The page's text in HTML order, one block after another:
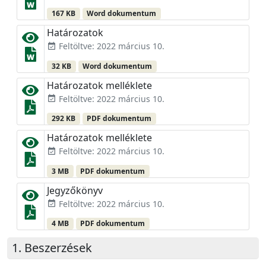
167 KB Word dokumentum
Határozatok
event_available Feltöltve: 2022 március 10.
32 KB Word dokumentum
Határozatok melléklete
event_available Feltöltve: 2022 március 10.
292 KB PDF dokumentum
Határozatok melléklete
event_available Feltöltve: 2022 március 10.
3 MB PDF dokumentum
Jegyzőkönyv
event_available Feltöltve: 2022 március 10.
4 MB PDF dokumentum
Beszerzések